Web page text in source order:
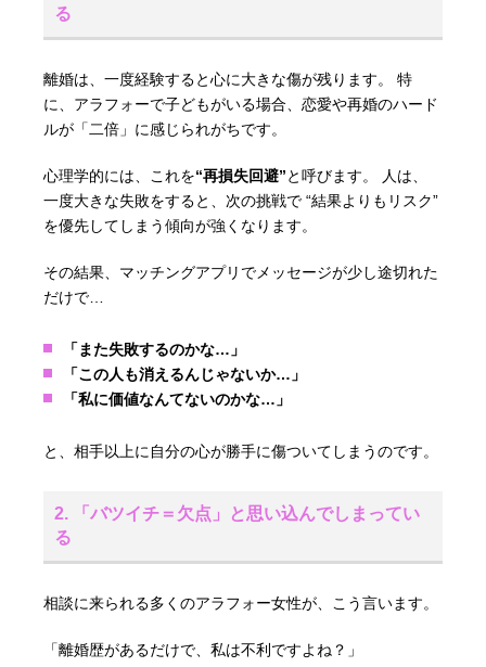
る
離婚は、一度経験すると心に大きな傷が残ります。 特
に、アラフォーで子どもがいる場合、恋愛や再婚のハード
ルが「二倍」に感じられがちです。
心理学的には、これを“再損失回避”と呼びます。 人は、
一度大きな失敗をすると、次の挑戦で “結果よりもリスク”
を優先してしまう傾向が強くなります。
その結果、マッチングアプリでメッセージが少し途切れた
だけで…
「また失敗するのかな…」
「この人も消えるんじゃないか…」
「私に価値なんてないのかな…」
と、相手以上に自分の心が勝手に傷ついてしまうのです。
2. 「バツイチ＝欠点」と思い込んでしまってい
る
相談に来られる多くのアラフォー女性が、こう言います。
「離婚歴があるだけで、私は不利ですよね？」